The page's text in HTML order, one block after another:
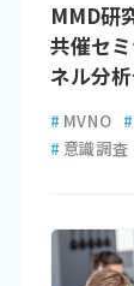
MMD研
共催セ
ネル分析
# MVNO #
# 意識調査